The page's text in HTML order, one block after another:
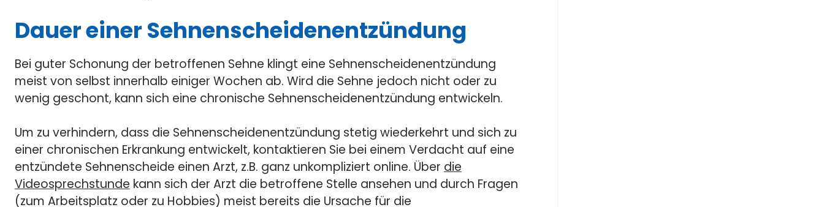
Dauer einer Sehnenscheidenentzündung
Bei guter Schonung der betroffenen Sehne klingt eine Sehnenscheidenentzündung
meist von selbst innerhalb einiger Wochen ab. Wird die Sehne jedoch nicht oder zu
wenig geschont, kann sich eine chronische Sehnenscheidenentzündung entwickeln.
Um zu verhindern, dass die Sehnenscheidenentzündung stetig wiederkehrt und sich zu
einer chronischen Erkrankung entwickelt, kontaktieren Sie bei einem Verdacht auf eine
entzündete Sehnenscheide einen Arzt, z.B. ganz unkompliziert online. Über die
Videosprechstunde kann sich der Arzt die betroffene Stelle ansehen und durch Fragen
(zum Arbeitsplatz oder zu Hobbies) meist bereits die Ursache für die